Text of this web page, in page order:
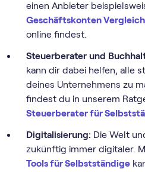
einen Anbieter
Geschäftskonten Vergleich
online findest.
Steuerberater und
kann dir dabei helfen, alle
deines Unternehmens zu
findest du in unserem
Steuerberater für
Digitalisierung: Die Welt
zukünftig immer digitaler.
Tools für Selbstständige